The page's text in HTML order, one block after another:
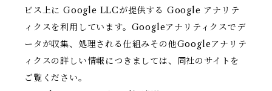
ビス上に Google LLCが提供する Google アナリテ
ィクスを利用しています。Googleアナリティクスでデ
ータが収集、処理される仕組みその他Googleアナリテ
ィクスの詳しい情報につきましては、同社のサイトを
ご覧ください。